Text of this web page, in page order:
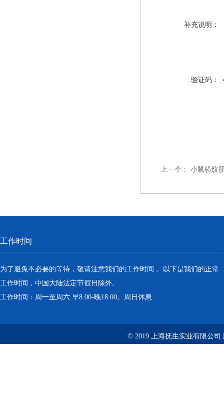
补充说明：
验证码：
上一个： 小鼠横纹
工作时间
为了避免不必要的等待，敬请注意我们的工作时间 。以下是我们的正常
工作时间，中国大陆法定节假日除外。
工作时间：周一至周六 早8:00-晚18:00。周日休息
© 2019 上海抚生实业有限公司